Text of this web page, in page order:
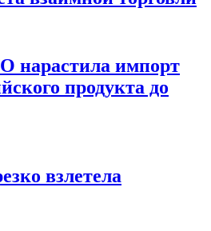
нарастила импорт
продукта до
взлетела